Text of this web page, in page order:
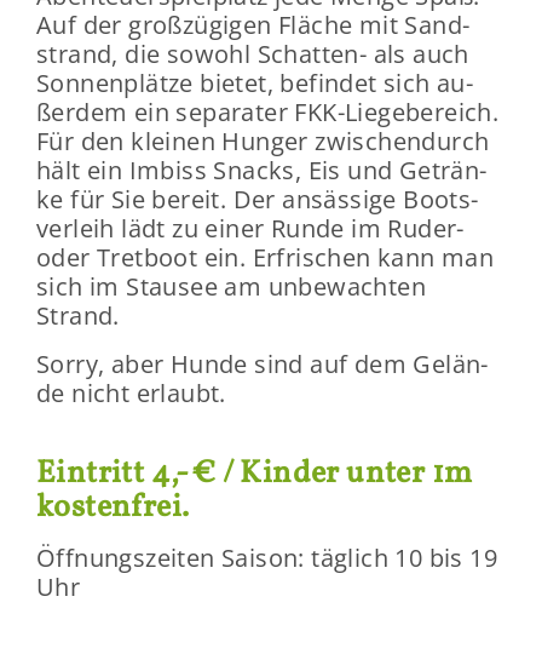
Auf der groß­zü­gi­gen Flä­che mit Sand­
strand, die so­wohl Schatten-​ als auch
Son­nen­plät­ze bie­tet, be­fin­det sich au­
ßer­dem ein se­pa­ra­ter FKK-​Liegebereich.
Für den klei­nen Hun­ger zwi­schen­durch
hält ein Im­biss Snacks, Eis und Ge­trän­
ke für Sie be­reit. Der an­säs­si­ge Boots­
ver­leih lädt zu einer Runde im Ruder-​
oder Tret­boot ein. Er­fri­schen kann man
sich im Stau­see am un­be­wach­ten
Strand.
Sorry, aber Hunde sind auf dem Ge­län­
de nicht er­laubt.
Ein­tritt 4,-€ / Kin­der unter 1m
kos­ten­frei.
Öff­nungs­zei­ten Sai­son: täg­lich 10 bis 19
Uhr